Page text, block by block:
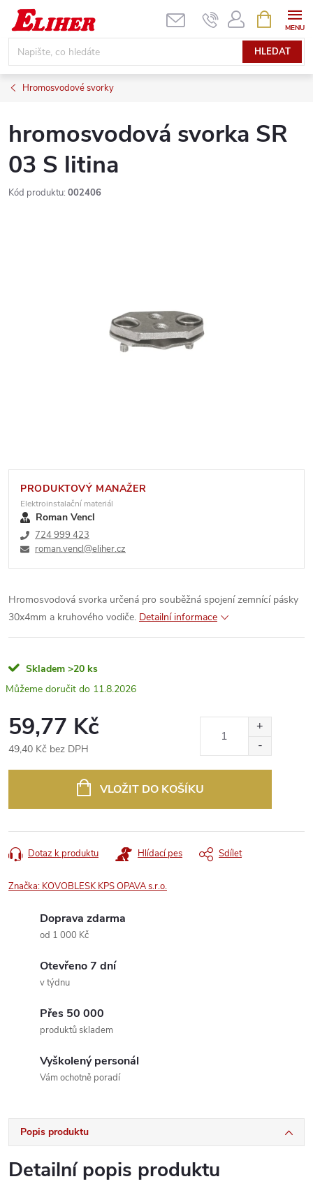
Přejít
obsah
HLEDAT
NÁKUPNÍ
KOŠÍK
Hromosvodové svorky
hromosvodová svorka SR
03 S litina
Kód produktu: 002406
PRODUKTOVÝ MANAŽER
Elektroinstalační materiál
Roman Vencl
724 999 423
roman.vencl@eliher.cz
Hromosvodová svorka určená pro souběžná spojení zemnící pásky
30x4mm a kruhového vodiče. Detailní informace
Skladem >20 ks
11.8.2026
59,77 Kč
49,40 Kč bez DPH
VLOŽIT DO KOŠÍKU
Dotaz k produktu Hlídací pes Sdílet
Značka: KOVOBLESK KPS OPAVA s.r.o.
Doprava zdarma
od 1 000 Kč
Otevřeno 7 dní
v týdnu
Přes 50 000
produktů skladem
Vyškolený personál
Vám ochotně poradí
Popis produktu
Detailní popis produktu